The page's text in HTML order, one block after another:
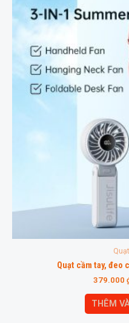
Quạt cầm tay, đeo
379.000
THÊM